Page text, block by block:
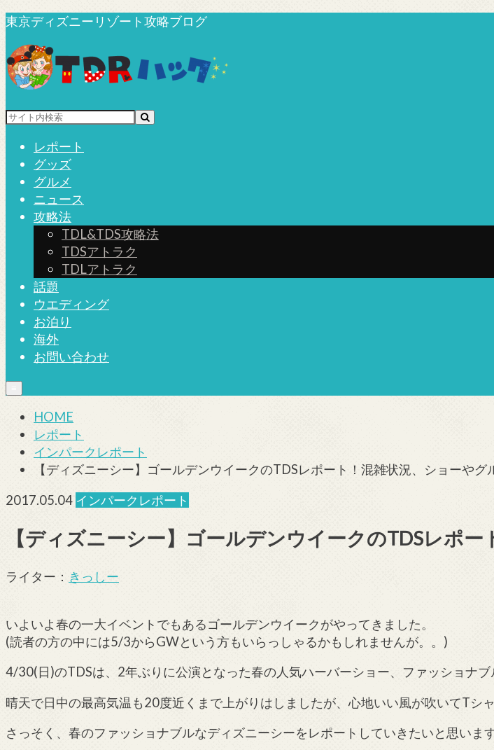
東京ディズニーリゾート攻略ブログ
レポート
グッズ
グルメ
ニュース
攻略法
TDL&TDS攻略法
TDSアトラク
TDLアトラク
話題
ウエディング
お泊り
海外
お問い合わせ
HOME
レポート
インパークレポート
【ディズニーシー】ゴールデンウイークのTDSレポート！混雑状況、ショーやグ
2017.05.04 インパークレポート
【ディズニーシー】ゴールデンウイークのTDSレポ
ライター： きっしー
いよいよ春の一大イベントでもあるゴールデンウイークがやってきました。
(読者の方の中には5/3からGWという方もいらっしゃるかもしれませんが。。)
4/30(日)のTDSは、2年ぶりに公演となった春の人気ハーバーショー、ファッショナブ
晴天で日中の最高気温も20度近くまで上がりはしましたが、心地いい風が吹いてTシ
さっそく、春のファッショナブルなディズニーシーをレポートしていきたいと思います